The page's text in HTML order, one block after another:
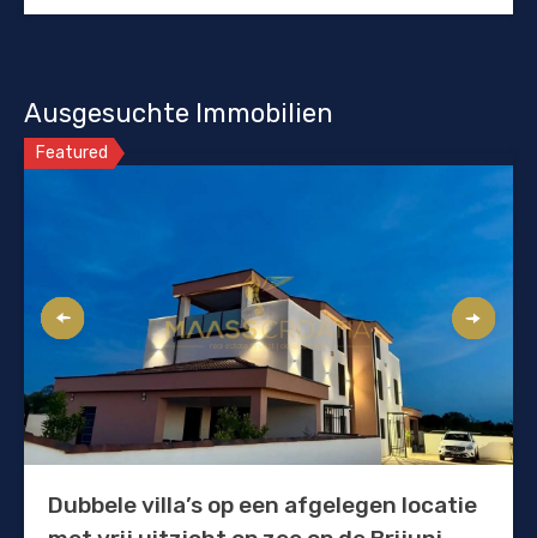
Ausgesuchte Immobilien
Featured
Dubbele villa’s op een afgelegen locatie